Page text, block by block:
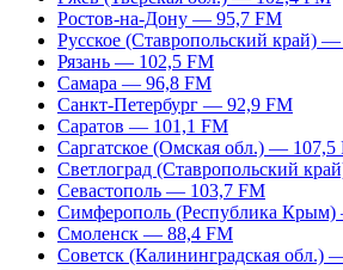
Ростов-на-Дону — 95,7 FM
Русское (Ставропольский край)
Рязань — 102,5 FM
Самара — 96,8 FM
Санкт-Петербург — 92,9 FM
Саратов — 101,1 FM
Саргатское (Омская обл.) — 107,5
Светлоград (Ставропольский
Севастополь — 103,7 FM
Симферополь (Республика
Смоленск — 88,4 FM
Советск (Калининградская обл.)